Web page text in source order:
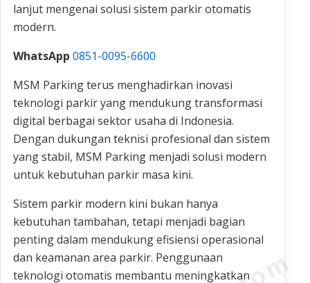
lanjut mengenai solusi sistem parkir otomatis
modern.
WhatsApp 0851-0095-6600
MSM Parking terus menghadirkan inovasi
teknologi parkir yang mendukung transformasi
digital berbagai sektor usaha di Indonesia.
Dengan dukungan teknisi profesional dan sistem
yang stabil, MSM Parking menjadi solusi modern
untuk kebutuhan parkir masa kini.
Sistem parkir modern kini bukan hanya
kebutuhan tambahan, tetapi menjadi bagian
penting dalam mendukung efisiensi operasional
dan keamanan area parkir. Penggunaan
teknologi otomatis membantu meningkatkan